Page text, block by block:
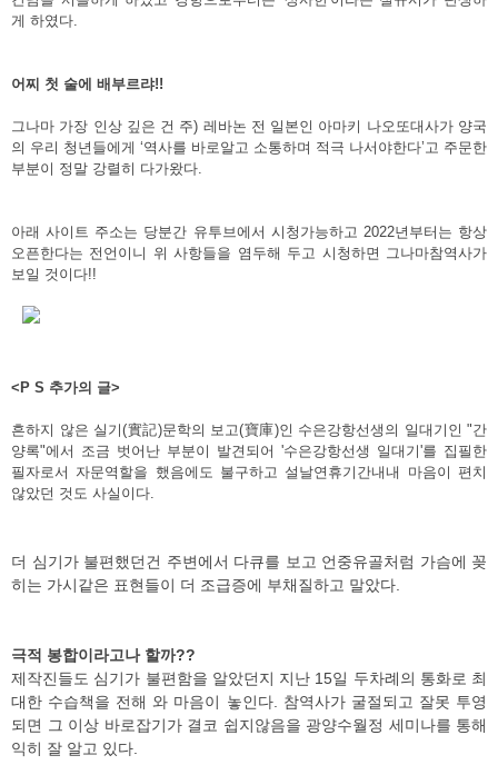
게 하였다.
어찌 첫 술에 배부르랴!!
그나마 가장 인상 깊은 건 주) 레바논 전 일본인 아마키 나오또대사가 양국
의 우리 청년들에게 ‘역사를 바로알고 소통하며 적극 나서야한다’고 주문한
부분이 정말 강렬히 다가왔다.
아래 사이트 주소는 당분간 유투브에서 시청가능하고 2022년부터는 항상
오픈한다는 전언이니 위 사항들을 염두해 두고 시청하면 그나마참역사가
보일 것이다!!
<P S 추가의 글>
흔하지 않은 실기(實記)문학의 보고(寶庫)인 수은강항선생의 일대기인 "간
양록"에서 조금 벗어난 부분이 발견되어 '수은강항선생 일대기'를 집필한
필자로서 자문역할을 했음에도 불구하고 설날연휴기간내내 마음이 편치
않았던 것도 사실이다.
더 심기가 불편했던건 주변에서 다큐를 보고 언중유골처럼 가슴에 꽂
히는 가시같은 표현들이 더 조급증에 부채질하고 말았다.
극적 봉합이라고나 할까??
제작진들도 심기가 불편함을 알았던지 지난 15일 두차례의 통화로 최
대한 수습책을 전해 와 마음이 놓인다. 참역사가 굴절되고 잘못 투영
되면 그 이상 바로잡기가 결코 쉽지않음을 광양수월정 세미나를 통해
익히 잘 알고 있다.